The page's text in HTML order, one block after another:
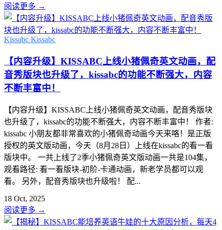
阅读更多 →
Kissabc Kissabc
【内容升级】KISSABC上线小猪佩奇英文动画，配
音秀版块也升级了，kissabc的功能不断强大，内容
不断丰富中！
【内容升级】KISSABC上线小猪佩奇英文动画，配音秀版块
也升级了，kissabc的功能不断强大，内容不断丰富中！ 作者:
kissabc 小朋友都非常喜欢的小猪佩奇动画今天来咯！是正版
授权的英文版动画，今天（8月28日）上线在kissabc的看一看
版块中。 一共上线了2季小猪佩奇英文版动画一共是104集，
观看路径: 看一看版块-初阶-卡通动画，新老学员都可以观
看。 另外，配音秀版块也升级啦！ 配...
18 Oct, 2025
阅读更多 →